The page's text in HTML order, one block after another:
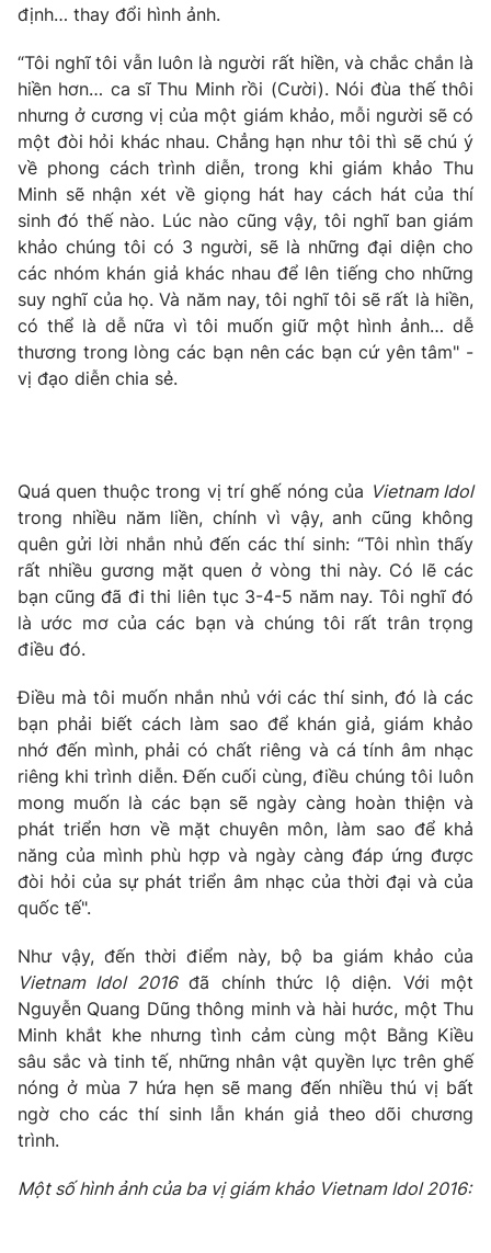
Emagazine
Photo Infographic
Video Shorts video
VTV Money VTV Thể thao
VTV Sức khoẻ Bất động sản
Thị trường 24h Tấm lòng Việt
Liên hệ tòa soạn English
THỜI BÁO VTV
Theo dõi báo trên
Cơ quan chủ quản:Đài Truyền hình Việt Nam
Cơ quan báo chí: Thời báo VTV
Giấy phép hoạt động báo in và báo điện tử số 483/GP-BTTTT
cấp ngày 29/12/2023
Tổng Biên tập:Vũ Thanh Thủy
Phó Tổng Biên tập:
Tổng đài VTV:024.38 355 931 - 024.38 355 932
Ðiện thoại Thời báo VTV:
024.66 897 897
Email:
toasoan@vtv.vn
Liên hệ quảng cáo:024-7300.7108
định… thay đổi hình ảnh.
“Tôi nghĩ tôi vẫn luôn là người rất hiền, và chắc chắn là
hiền hơn… ca sĩ Thu Minh rồi (Cười). Nói đùa thế thôi
nhưng ở cương vị của một giám khảo, mỗi người sẽ có
một đòi hỏi khác nhau. Chẳng hạn như tôi thì sẽ chú ý
về phong cách trình diễn, trong khi giám khảo Thu
Minh sẽ nhận xét về giọng hát hay cách hát của thí
sinh đó thế nào. Lúc nào cũng vậy, tôi nghĩ ban giám
khảo chúng tôi có 3 người, sẽ là những đại diện cho
các nhóm khán giả khác nhau để lên tiếng cho những
suy nghĩ của họ. Và năm nay, tôi nghĩ tôi sẽ rất là hiền,
có thể là dễ nữa vì tôi muốn giữ một hình ảnh… dễ
thương trong lòng các bạn nên các bạn cứ yên tâm" -
vị đạo diễn chia sẻ.
Quá quen thuộc trong vị trí ghế nóng của Vietnam Idol
trong nhiều năm liền, chính vì vậy, anh cũng không
quên gửi lời nhắn nhủ đến các thí sinh: “Tôi nhìn thấy
rất nhiều gương mặt quen ở vòng thi này. Có lẽ các
bạn cũng đã đi thi liên tục 3-4-5 năm nay. Tôi nghĩ đó
là ước mơ của các bạn và chúng tôi rất trân trọng
điều đó.
Điều mà tôi muốn nhắn nhủ với các thí sinh, đó là các
bạn phải biết cách làm sao để khán giả, giám khảo
nhớ đến mình, phải có chất riêng và cá tính âm nhạc
riêng khi trình diễn. Đến cuối cùng, điều chúng tôi luôn
mong muốn là các bạn sẽ ngày càng hoàn thiện và
phát triển hơn về mặt chuyên môn, làm sao để khả
năng của mình phù hợp và ngày càng đáp ứng được
đòi hỏi của sự phát triển âm nhạc của thời đại và của
quốc tế".
Như vậy, đến thời điểm này, bộ ba giám khảo của
Vietnam Idol 2016đã chính thức lộ diện. Với một
Nguyễn Quang Dũng thông minh và hài hước, một Thu
Minh khắt khe nhưng tình cảm cùng một Bằng Kiều
sâu sắc và tinh tế, những nhân vật quyền lực trên ghế
nóng ở mùa 7 hứa hẹn sẽ mang đến nhiều thú vị bất
ngờ cho các thí sinh lẫn khán giả theo dõi chương
trình.
Một số hình ảnh của ba vị giám khảo Vietnam Idol 2016: